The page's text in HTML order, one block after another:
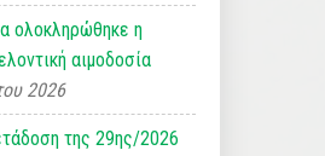
ολοκληρώθηκε η
αιμοδοσία
2026
της 29ης/2026